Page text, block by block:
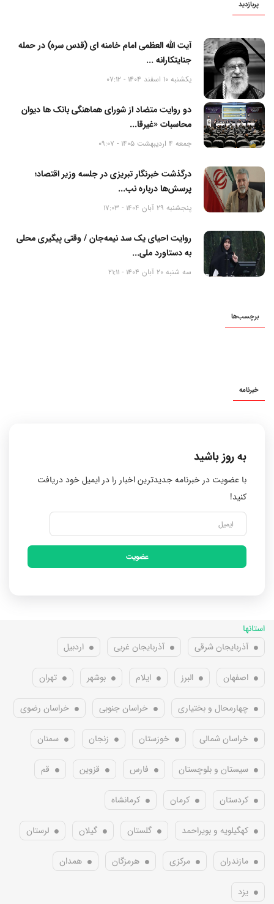
پربازدید
آیت الله العظمی امام خامنه ای (قدس سره) در حمله
جنایتکارانه ...
یکشنبه 10 اسفند 1404 - 07:12
دو روایت متضاد از شورای هماهنگی بانک ها دیوان
محاسبات «غیرقا...
جمعه 4 اردیبهشت 1405 - 09:07
درگذشت خبرنگار تبریزی در جلسه وزیر اقتصاد؛
پرسش‌ها درباره نب...
پنجشنبه 29 آبان 1404 - 17:03
روایت احیای یک سد نیمه‌جان / وقتی پیگیری محلی
به دستاورد ملی...
سه شنبه 20 آبان 1404 - 21:11
برچسب‌ها
خبرنامه
به روز باشید
با عضویت در خبرنامه جدیدترین اخبار را در ایمیل خود دریافت
کنید!
عضویت
استانها
آذربایجان شرقی
آذربایجان غربی اردبیل
اصفهان البرز ایلام بوشهر تهران
چهارمحال و بختیاری خراسان جنوبی خراسان رضوی
خراسان شمالی خوزستان زنجان سمنان
سیستان و بلوچستان فارس قزوین قم
کردستان کرمان کرمانشاه
کهگیلویه و بویراحمد گلستان گیلان لرستان
مازندران مرکزی هرمزگان همدان
یزد